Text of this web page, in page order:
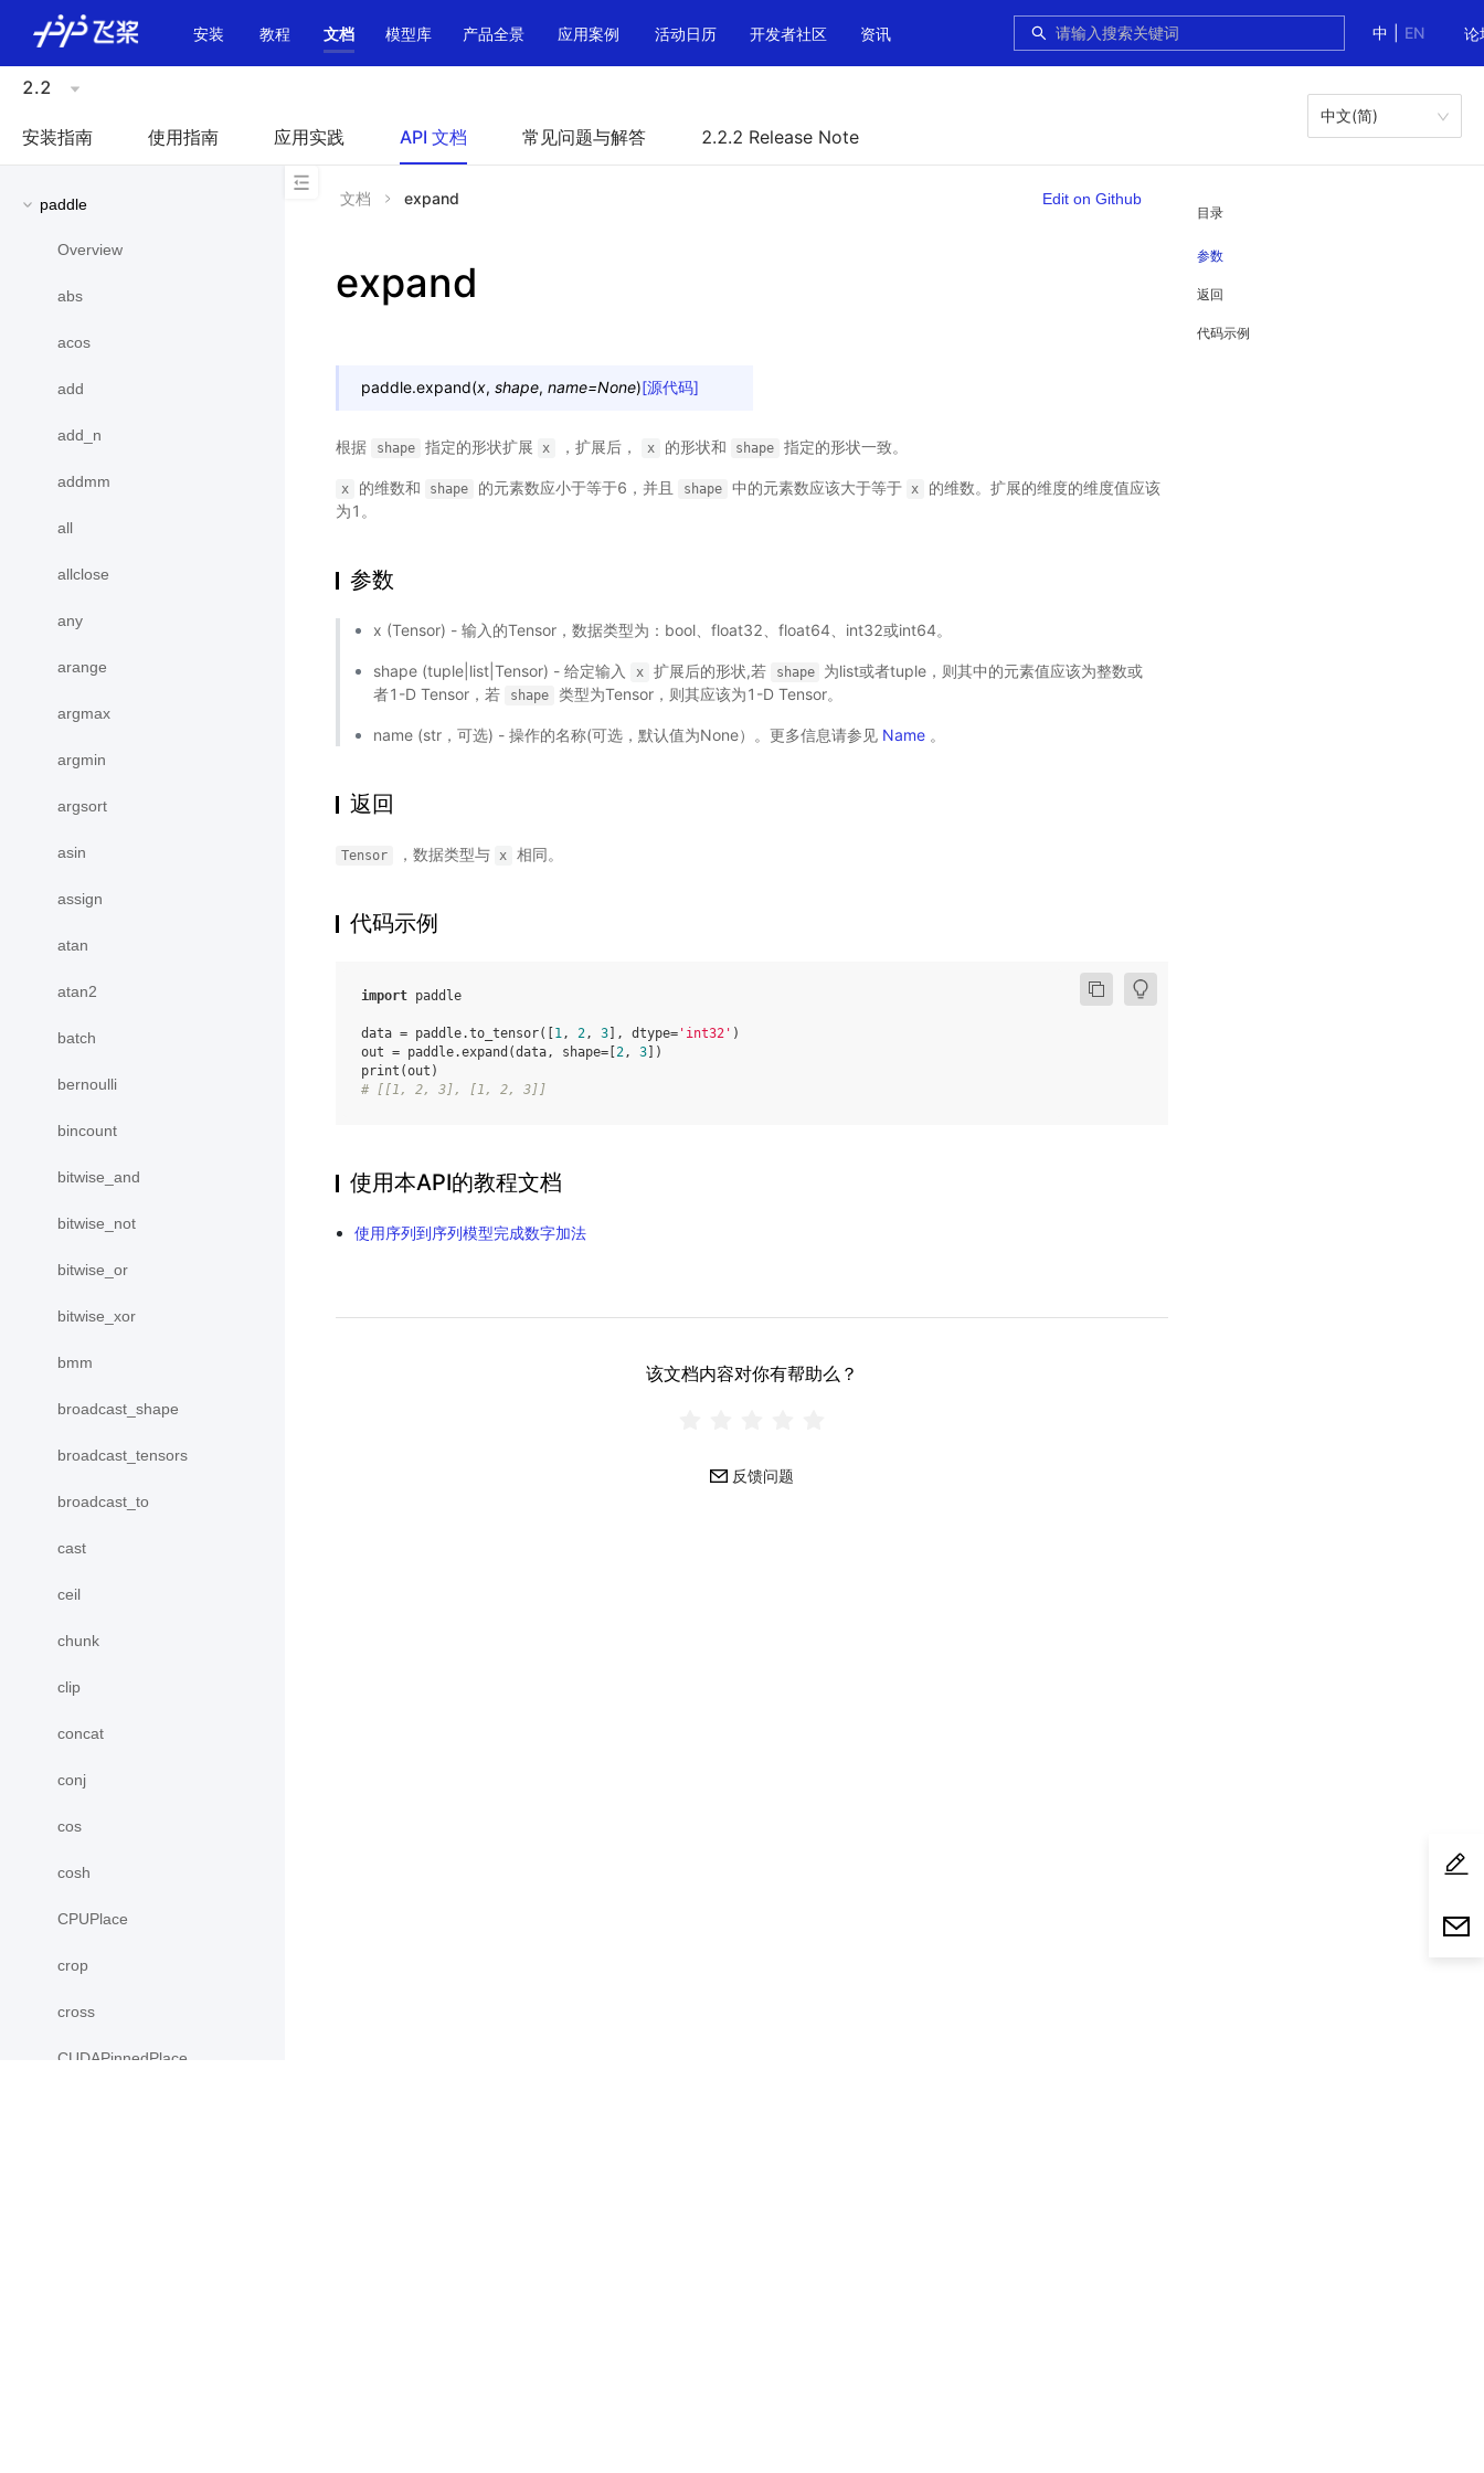
中
EN 论
安装 教程 文档 模型库 产品全景 应用案例 活动日历 开发者社区 资讯
2.2
安装指南 使用指南 应用实践 API 文档 常见问题与解答 2.2.2 Release Note
中文(简)
paddle
Overview
abs
acos
add
add_n
addmm
all
allclose
any
arange
argmax
argmin
argsort
asin
assign
atan
atan2
batch
bernoulli
bincount
bitwise_and
bitwise_not
bitwise_or
bitwise_xor
bmm
broadcast_shape
broadcast_tensors
broadcast_to
cast
ceil
chunk
clip
concat
conj
cos
cosh
CPUPlace
crop
cross
CUDAPinnedPlace
目录
参数
返回
代码示例
文档 expand Edit on Github
expand
paddle.expand(x, shape, name=None)[源代码]
根据 shape 指定的形状扩展 x ，扩展后， x 的形状和 shape 指定的形状一致。
x 的维数和 shape 的元素数应小于等于6，并且 shape 中的元素数应该大于等于 x
的维数。扩展的维度的维度值应该
为1。
参数
x (Tensor) - 输入的Tensor，数据类型为：bool、float32、float64、int32或int64。
shape (tuple|list|Tensor) - 给定输入 x 扩展后的形状,若 shape
为list或者tuple，则其中的元素值应该为整数或
者1-D Tensor，若
shape 类型为Tensor，则其应该为1-D Tensor。
name (str，可选) - 操作的名称(可选，默认值为None）。更多信息请参见 Name 。
返回
Tensor ，数据类型与 x 相同。
代码示例
import paddle
data = paddle.to_tensor([ 1, 2, 3 ], dtype= 'int32' )
out = paddle.expand (data, shape= 2, 3 ])
print (out )
# [[1, 2, 3], [1, 2, 3]]
使用本API的教程文档
使用序列到序列模型完成数字加法
该文档内容对你有帮助么？
反馈问题